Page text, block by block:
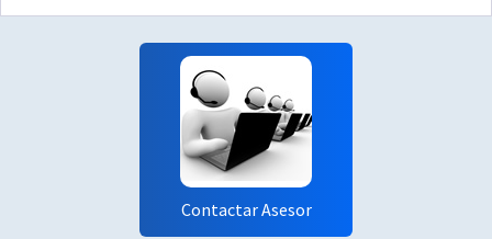
Contactar Asesor